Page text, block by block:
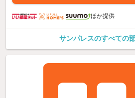
ほか提供
サンパレスのすべての